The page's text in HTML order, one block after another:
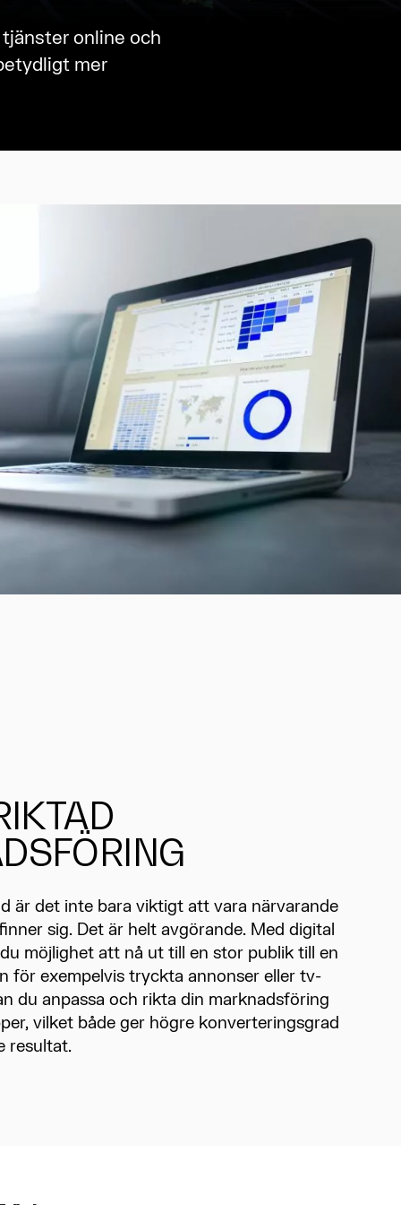
online och
mer
är det inte bara viktigt att vara närvarande
sig. Det är helt avgörande. Med digital
möjlighet att nå ut till en stor publik till en
för exempelvis tryckta annonser eller tv-
du anpassa och rikta din marknadsföring
vilket både ger högre konverteringsgrad
resultat.